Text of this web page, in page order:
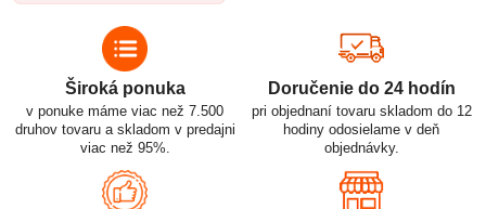
Široká ponuka
v ponuke máme viac než 7.500
druhov tovaru a skladom v predajni
viac než 95%.
Doručenie do 24 hodín
pri objednaní tovaru skladom do 12
hodiny odosielame v deň
objednávky.